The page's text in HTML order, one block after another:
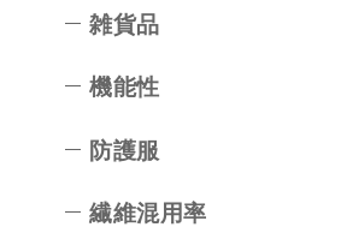
雑貨品
機能性
防護服
繊維混用率